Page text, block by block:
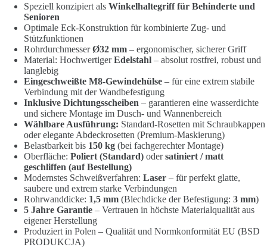
Speziell konzipiert als Winkelhaltegriff für Behinderte und
Senioren
Optimale Eck-Konstruktion für kombinierte Zug- und
Stützfunktionen
RohrdurchmesserØ32 mm – ergonomischer, sicherer Griff
Material: HochwertigerEdelstahl – absolut rostfrei, robust und
langlebig
Eingeschweißte M8-Gewindehülse – für eine extrem stabile
Verbindung mit der Wandbefestigung
Inklusive Dichtungsscheiben – garantieren eine wasserdichte
und sichere Montage im Dusch- und Wannenbereich
Wählbare Ausführung: Standard-Rosetten mit Schraubkappen
oder elegante Abdeckrosetten (Premium-Maskierung)
Belastbarkeit bis 150 kg (bei fachgerechter Montage)
Oberfläche: Poliert (Standard) odersatiniert / matt
geschliffen (auf Bestellung)
Modernstes Schweißverfahren: Laser – für perfekt glatte,
saubere und extrem starke Verbindungen
Rohrwanddicke: 1,5 mm (Blechdicke der Befestigung: 3 mm)
5 Jahre Garantie – Vertrauen in höchste Materialqualität aus
eigener Herstellung
Produziert in Polen – Qualität und Normkonformität EU (BSD
PRODUKCJA)